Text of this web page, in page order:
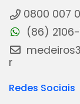
0800 007
(86)
r
Redes Sociais